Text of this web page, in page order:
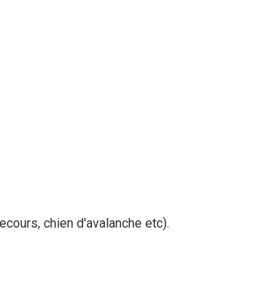
chien d'avalanche etc).